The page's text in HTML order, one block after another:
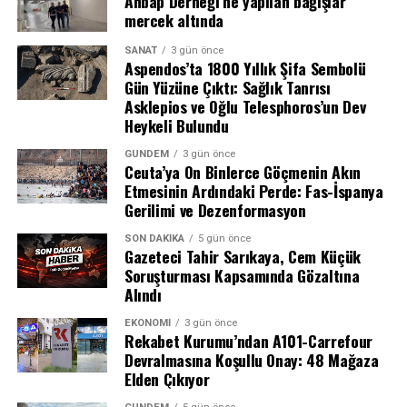
· Kişiselleştirilmiş İçerik Önerileri: Algoritmaların
kullanıcıyı ekranda tutmak için tasarlanmış öneriler
sunması.
· Bildirimler (Push Notifications): Sürekli gelen
uyarılarla kullanıcının dikkatinin dağılması ve
uygulamaya geri dönmesinin teşvik edilmesi.
Komisyon, bu özelliklerin kullanıcıların beynini
“otopilot moduna” soktuğunu ve sağlıksız alışkanlıklar
ile kompulsif kullanıma yol açtığını vurguladı.
REKLAM
GİRİŞ: BİR ZORAKİ EVLİLİĞİN HİKÂYESİ
Samsung ve Google arasındaki ittifak, görünürde
“Android’in yükselişi” için atılmış sağlam bir adım gibi
dursa da, arka planda sert pazarlıklar, milyarlarca
dolarlık transferler ve bitmeyen bir güç mücadelesi
yatıyor. Güney Koreli teknoloji devi Samsung, dünya
genelinde her 5 akıllı telefondan birini satıyor. Google
ise bu telefonların neredeyse tamamında varsayılan
mercek altında
SANAT 3 gün önce
Aspendos’ta 1800 Yıllık Şifa Sembolü
Gün Yüzüne Çıktı: Sağlık Tanrısı
Asklepios ve Oğlu Telesphoros’un Dev
Heykeli Bulundu
GÜNDEM 3 gün önce
Ceuta’ya On Binlerce Göçmenin Akın
Etmesinin Ardındaki Perde: Fas-İspanya
Gerilimi ve Dezenformasyon
SON DAKIKA 5 gün önce
Gazeteci Tahir Sarıkaya, Cem Küçük
Soruşturması Kapsamında Gözaltına
Alındı
EKONOMI 3 gün önce
Rekabet Kurumu’ndan A101-Carrefour
Devralmasına Koşullu Onay: 48 Mağaza
Elden Çıkıyor